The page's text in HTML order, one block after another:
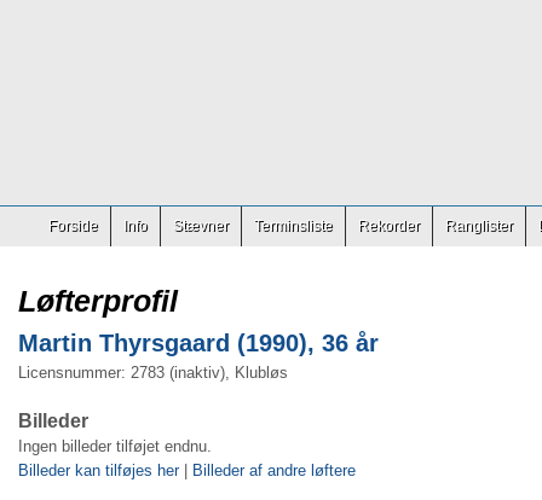
Forside Info Stævner Terminsliste Rekorder Ranglister
Løfterprofil
Martin Thyrsgaard (1990), 36 år
Licensnummer: 2783 (inaktiv), Klubløs
Billeder
Ingen billeder tilføjet endnu.
Billeder kan tilføjes her| Billeder af andre løftere